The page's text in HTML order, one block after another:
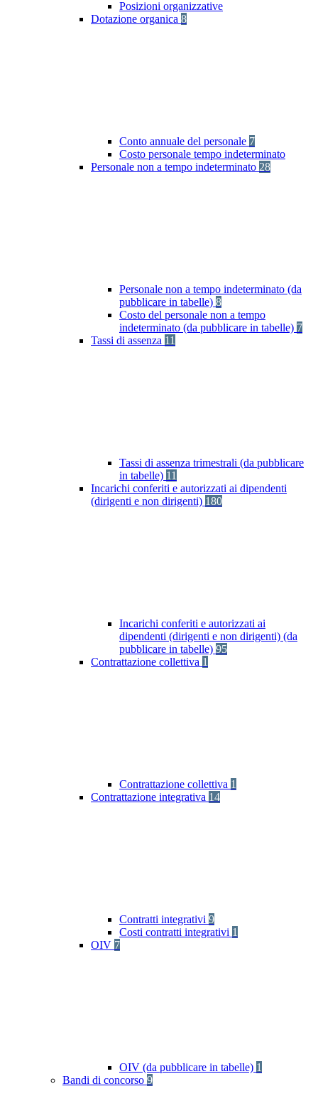
Posizioni organizzative
Dotazione organica 8
Conto annuale del personale 7
Costo personale tempo indeterminato
Personale non a tempo indeterminato 28
Personale non a tempo indeterminato (da
pubblicare in tabelle) 8
Costo del personale non a tempo
indeterminato (da pubblicare in tabelle) 7
Tassi di assenza 11
Tassi di assenza trimestrali (da pubblicare
in tabelle) 11
Incarichi conferiti e autorizzati ai dipendenti
(dirigenti e non dirigenti) 180
Incarichi conferiti e autorizzati ai
dipendenti (dirigenti e non dirigenti) (da
pubblicare in tabelle) 95
Contrattazione collettiva 1
Contrattazione collettiva 1
Contrattazione integrativa 14
Contratti integrativi 9
Costi contratti integrativi 1
OIV 7
OIV (da pubblicare in tabelle) 1
Bandi di concorso 9